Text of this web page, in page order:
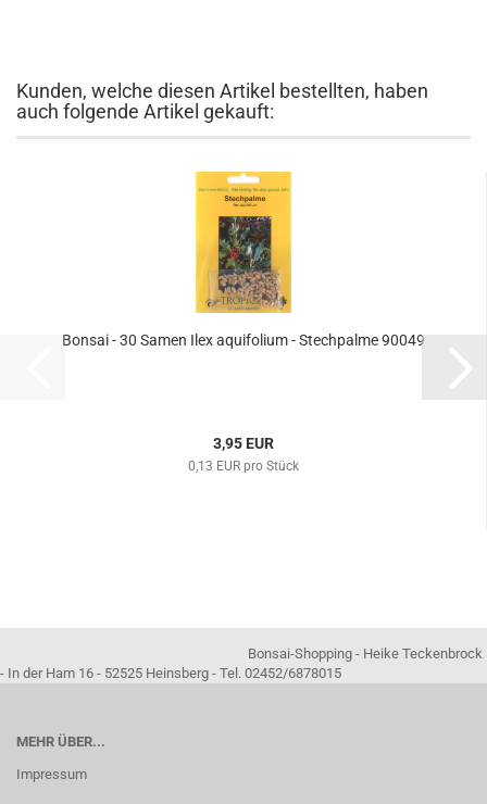
Kunden, welche diesen Artikel bestellten, haben
auch folgende Artikel gekauft:
Bonsai - 30 Samen Ilex aquifolium - Stechpalme 90049
3,95 EUR
0,13 EUR pro Stück
Bonsai-Shopping - Heike Teckenbrock
- In der Ham 16 - 52525 Heinsberg - Tel. 02452/6878015
MEHR ÜBER...
Impressum